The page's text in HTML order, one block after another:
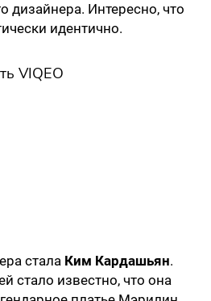
дизайнера. Интересно, что
идентично.
VIQEO
стала Ким Кардашьян.
стало известно, что она